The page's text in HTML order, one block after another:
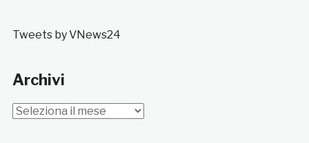
Tweets by VNews24
Archivi
Archivi